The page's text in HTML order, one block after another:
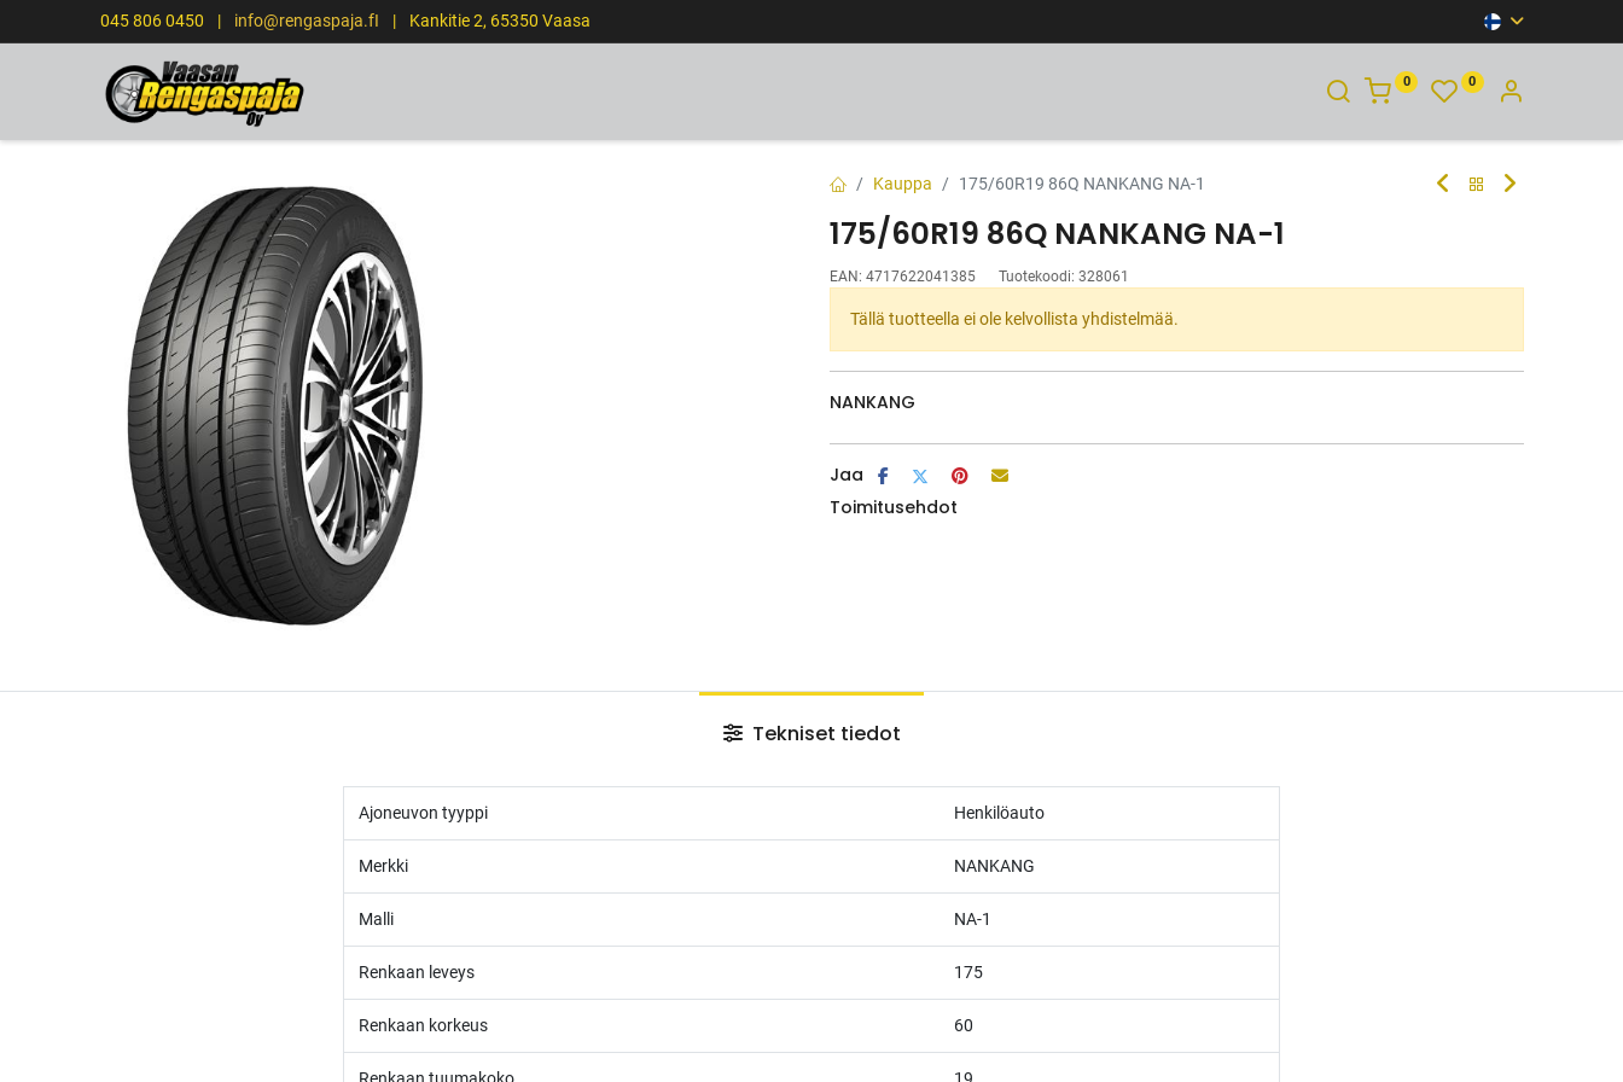
045 806 0450 | info@rengaspaja.fI | Kankitie 2, 65350 Vaasa
0 0
Kauppa 175/60R19 86Q NANKANG NA-1
175/60R19 86Q NANKANG NA-1
EAN: 4717622041385 Tuotekoodi: 328061
Tällä tuotteella ei ole kelvollista yhdistelmää.
NANKANG
Jaa
Toimitusehdot
Tekniset tiedot
Ajoneuvon tyyppi Henkilöauto
Merkki NANKANG
Malli NA-1
Renkaan leveys 175
Renkaan korkeus 60
Renkaan tuumakoko 19